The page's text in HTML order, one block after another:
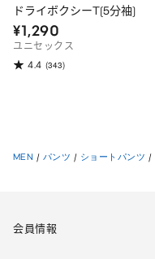
ドライボクシーT(5分袖)
¥1,290
ユニセックス
4.4 (343)
MEN / パンツ / ショートパンツ /
会員情報